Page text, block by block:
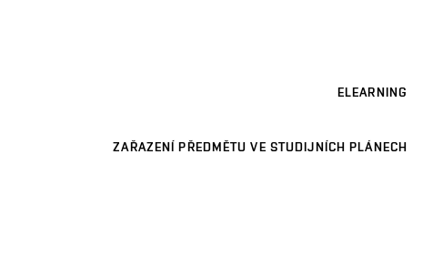
ELEARNING
ZAŘAZENÍ PŘEDMĚTU VE STUDIJNÍCH PLÁNECH